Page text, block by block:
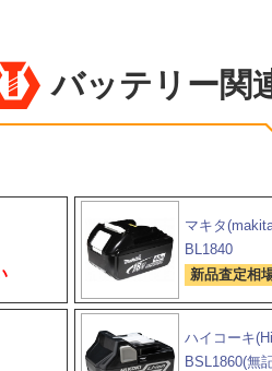
バッテリー関
マキタ
BL1840
新品査定相
ハイコーキ
BSL1860(無